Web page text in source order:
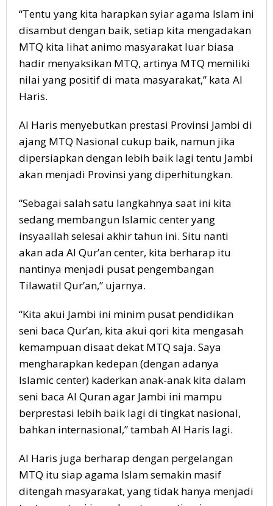
“Tentu yang kita harapkan syiar agama Islam ini
disambut dengan baik, setiap kita mengadakan
MTQ kita lihat animo masyarakat luar biasa
hadir menyaksikan MTQ, artinya MTQ memiliki
nilai yang positif di mata masyarakat,” kata Al
Haris.
Al Haris menyebutkan prestasi Provinsi Jambi di
ajang MTQ Nasional cukup baik, namun jika
dipersiapkan dengan lebih baik lagi tentu Jambi
akan menjadi Provinsi yang diperhitungkan.
“Sebagai salah satu langkahnya saat ini kita
sedang membangun Islamic center yang
insyaallah selesai akhir tahun ini. Situ nanti
akan ada Al Qur’an center, kita berharap itu
nantinya menjadi pusat pengembangan
Tilawatil Qur’an,” ujarnya.
“Kita akui Jambi ini minim pusat pendidikan
seni baca Qur’an, kita akui qori kita mengasah
kemampuan disaat dekat MTQ saja. Saya
mengharapkan kedepan (dengan adanya
Islamic center) kaderkan anak-anak kita dalam
seni baca Al Quran agar Jambi ini mampu
berprestasi lebih baik lagi di tingkat nasional,
bahkan internasional,” tambah Al Haris lagi.
Al Haris juga berharap dengan pergelangan
MTQ itu siap agama Islam semakin masif
ditengah masyarakat, yang tidak hanya menjadi